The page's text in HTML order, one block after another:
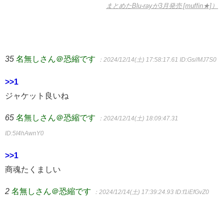
まとめたBlu-rayが3月発売 [muffin★]）
35 名無しさん＠恐縮です ：2024/12/14(土) 17:58:17.61 ID:Gs//MJ7S0
>>1
ジャケット良いね
65 名無しさん＠恐縮です ：2024/12/14(土) 18:09:47.31
ID:5I4hAwnY0
>>1
商魂たくましい
2 名無しさん＠恐縮です ：2024/12/14(土) 17:39:24.93 ID:f1iEfGvZ0